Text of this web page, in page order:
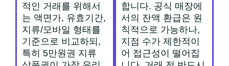
적인 거래를 위해서
는 액면가, 유효기간,
지류/모바일 형태를
기준으로 비교하되,
특히 5만원권 지류
합니다. 공식 매장에
서의 잔액 환급은 원
칙적으로 가능하나,
지점 수가 제한적이
어 접근성이 떨어집